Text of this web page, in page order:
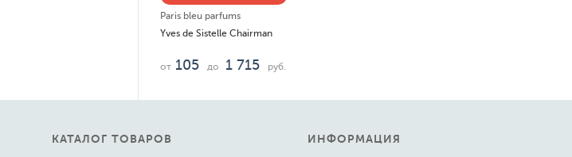
Paris bleu parfums
Yves de Sistelle Chairman
от 105 до 1 715 руб.
КАТАЛОГ ТОВАРОВ ИНФОРМАЦИЯ